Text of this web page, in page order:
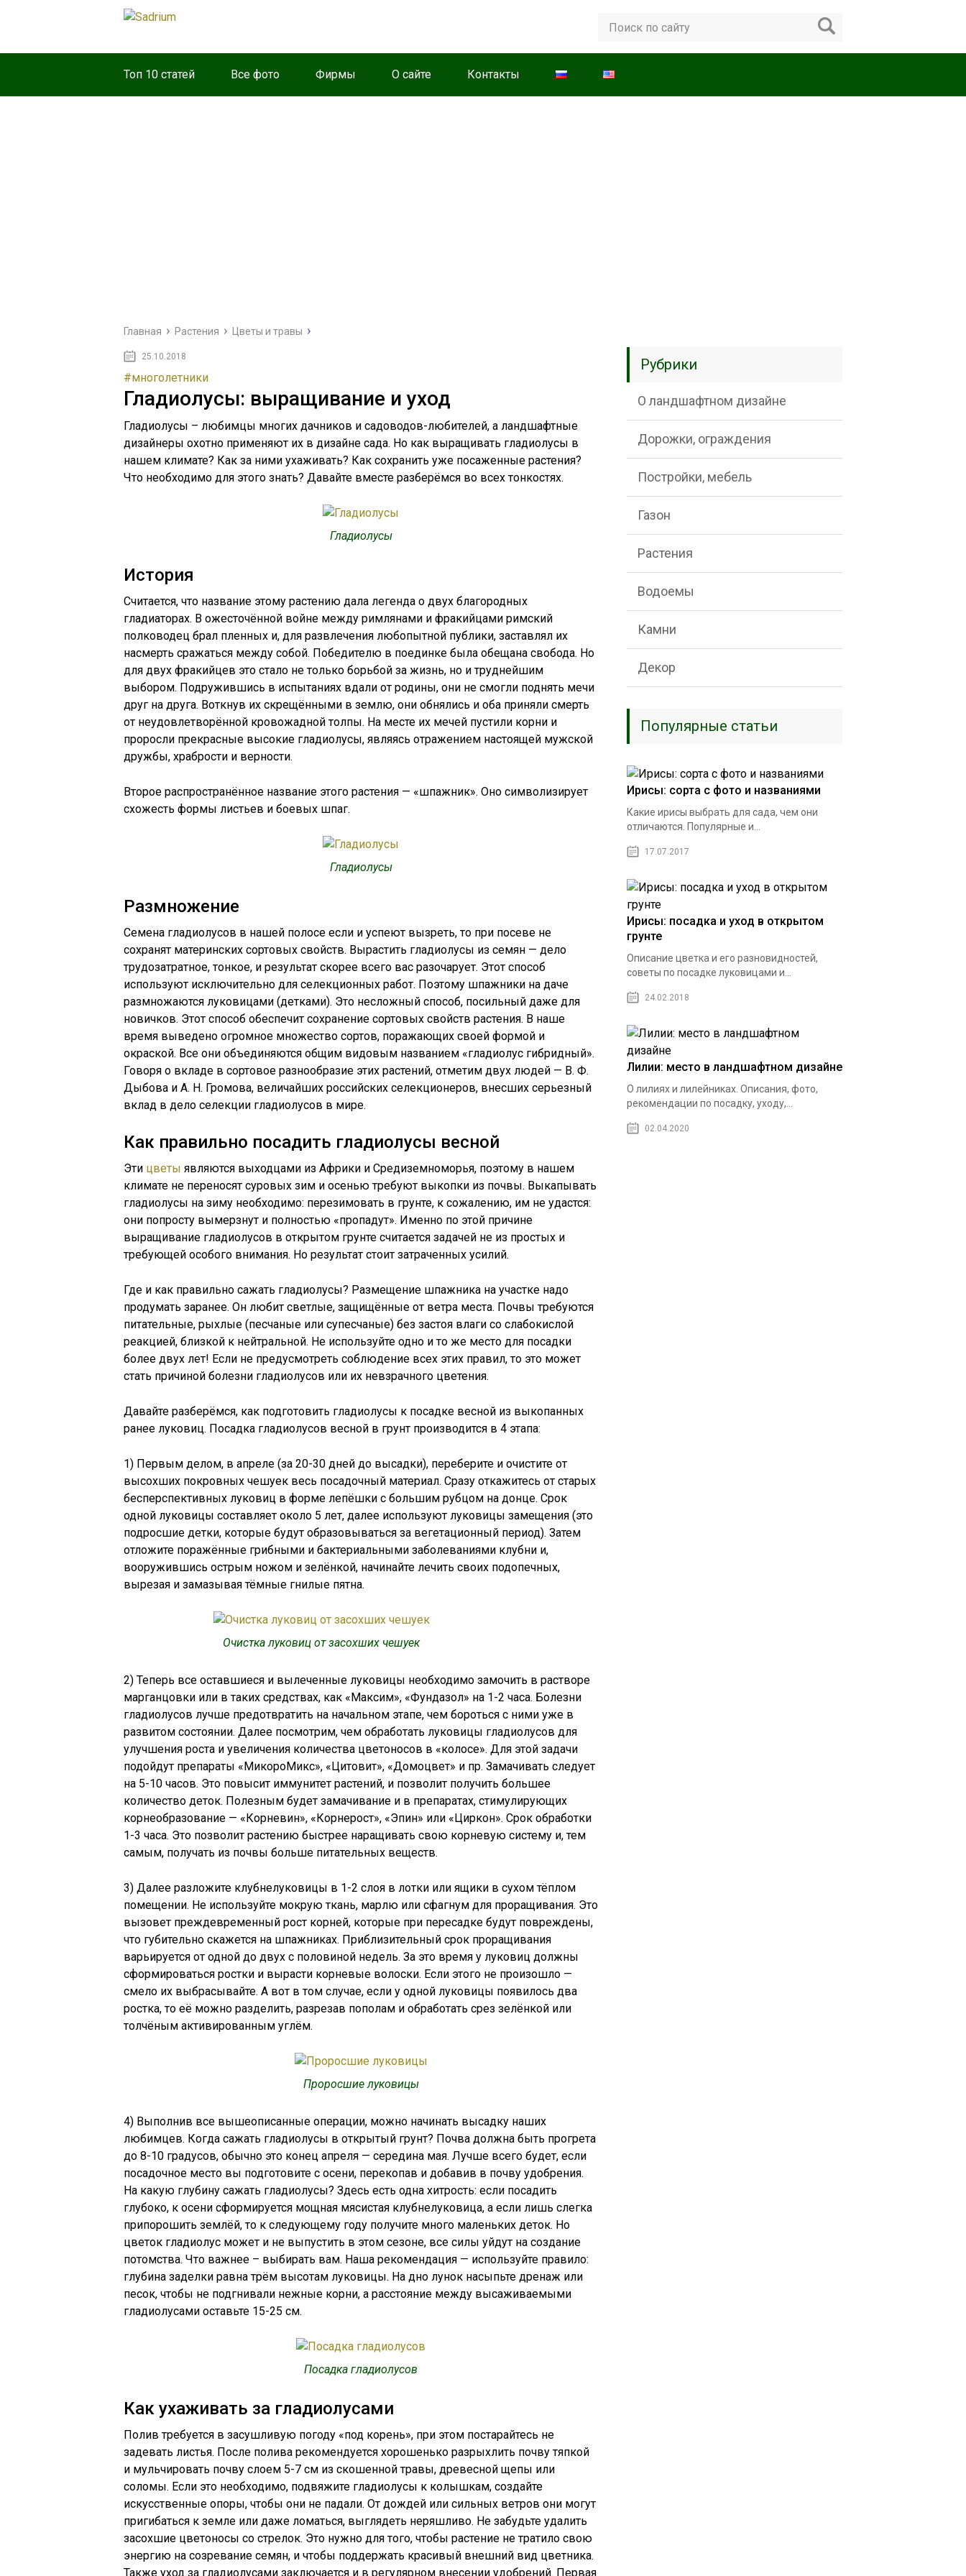
Топ 10 статей Все фото Фирмы О сайте Контакты
Главная Растения Цветы и травы
25.10.2018
#многолетники
Гладиолусы: выращивание и уход
Гладиолусы – любимцы многих дачников и садоводов-любителей, а ландшафтные
дизайнеры охотно применяют их в дизайне сада. Но как выращивать гладиолусы в
нашем климате? Как за ними ухаживать? Как сохранить уже посаженные растения?
Что необходимо для этого знать? Давайте вместе разберёмся во всех тонкостях.
Гладиолусы
История
Считается, что название этому растению дала легенда о двух благородных
гладиаторах. В ожесточённой войне между римлянами и фракийцами римский
полководец брал пленных и, для развлечения любопытной публики, заставлял их
насмерть сражаться между собой. Победителю в поединке была обещана свобода. Но
для двух фракийцев это стало не только борьбой за жизнь, но и труднейшим
выбором. Подружившись в испытаниях вдали от родины, они не смогли поднять мечи
друг на друга. Воткнув их скрещёнными в землю, они обнялись и оба приняли смерть
от неудовлетворённой кровожадной толпы. На месте их мечей пустили корни и
проросли прекрасные высокие гладиолусы, являясь отражением настоящей мужской
дружбы, храбрости и верности.
Второе распространённое название этого растения — «шпажник». Оно символизирует
схожесть формы листьев и боевых шпаг.
Гладиолусы
Размножение
Семена гладиолусов в нашей полосе если и успеют вызреть, то при посеве не
сохранят материнских сортовых свойств. Вырастить гладиолусы из семян — дело
трудозатратное, тонкое, и результат скорее всего вас разочарует. Этот способ
используют исключительно для селекционных работ. Поэтому шпажники на даче
размножаются луковицами (детками). Это несложный способ, посильный даже для
новичков. Этот способ обеспечит сохранение сортовых свойств растения. В наше
время выведено огромное множество сортов, поражающих своей формой и
окраской. Все они объединяются общим видовым названием «гладиолус гибридный».
Говоря о вкладе в сортовое разнообразие этих растений, отметим двух людей — В. Ф.
Дыбова и А. Н. Громова, величайших российских селекционеров, внесших серьезный
вклад в дело селекции гладиолусов в мире.
Как правильно посадить гладиолусы весной
Эти цветы являются выходцами из Африки и Средиземноморья, поэтому в нашем
климате не переносят суровых зим и осенью требуют выкопки из почвы. Выкапывать
гладиолусы на зиму необходимо: перезимовать в грунте, к сожалению, им не удастся:
они попросту вымерзнут и полностью «пропадут». Именно по этой причине
выращивание гладиолусов в открытом грунте считается задачей не из простых и
требующей особого внимания. Но результат стоит затраченных усилий.
Где и как правильно сажать гладиолусы? Размещение шпажника на участке надо
продумать заранее. Он любит светлые, защищённые от ветра места. Почвы требуются
питательные, рыхлые (песчаные или супесчаные) без застоя влаги со слабокислой
реакцией, близкой к нейтральной. Не используйте одно и то же место для посадки
более двух лет! Если не предусмотреть соблюдение всех этих правил, то это может
стать причиной болезни гладиолусов или их невзрачного цветения.
Давайте разберёмся, как подготовить гладиолусы к посадке весной из выкопанных
ранее луковиц. Посадка гладиолусов весной в грунт производится в 4 этапа:
1) Первым делом, в апреле (за 20-30 дней до высадки), переберите и очистите от
высохших покровных чешуек весь посадочный материал. Сразу откажитесь от старых
бесперспективных луковиц в форме лепёшки с большим рубцом на донце. Срок
одной луковицы составляет около 5 лет, далее используют луковицы замещения (это
подросшие детки, которые будут образовываться за вегетационный период). Затем
отложите поражённые грибными и бактериальными заболеваниями клубни и,
вооружившись острым ножом и зелёнкой, начинайте лечить своих подопечных,
вырезая и замазывая тёмные гнилые пятна.
Очистка луковиц от засохших чешуек
2) Теперь все оставшиеся и вылеченные луковицы необходимо замочить в растворе
марганцовки или в таких средствах, как «Максим», «Фундазол» на 1-2 часа. Болезни
гладиолусов лучше предотвратить на начальном этапе, чем бороться с ними уже в
развитом состоянии. Далее посмотрим, чем обработать луковицы гладиолусов для
улучшения роста и увеличения количества цветоносов в «колосе». Для этой задачи
подойдут препараты «МикороМикс», «Цитовит», «Домоцвет» и пр. Замачивать следует
на 5-10 часов. Это повысит иммунитет растений, и позволит получить большее
количество деток. Полезным будет замачивание и в препаратах, стимулирующих
корнеобразование — «Корневин», «Корнерост», «Эпин» или «Циркон». Срок обработки
1-3 часа. Это позволит растению быстрее наращивать свою корневую систему и, тем
самым, получать из почвы больше питательных веществ.
3) Далее разложите клубнелуковицы в 1-2 слоя в лотки или ящики в сухом тёплом
помещении. Не используйте мокрую ткань, марлю или сфагнум для проращивания. Это
вызовет преждевременный рост корней, которые при пересадке будут повреждены,
что губительно скажется на шпажниках. Приблизительный срок проращивания
варьируется от одной до двух с половиной недель. За это время у луковиц должны
сформироваться ростки и вырасти корневые волоски. Если этого не произошло —
смело их выбрасывайте. А вот в том случае, если у одной луковицы появилось два
ростка, то её можно разделить, разрезав пополам и обработать срез зелёнкой или
толчёным активированным углём.
Проросшие луковицы
4) Выполнив все вышеописанные операции, можно начинать высадку наших
любимцев. Когда сажать гладиолусы в открытый грунт? Почва должна быть прогрета
до 8-10 градусов, обычно это конец апреля — середина мая. Лучше всего будет, если
посадочное место вы подготовите с осени, перекопав и добавив в почву удобрения.
На какую глубину сажать гладиолусы? Здесь есть одна хитрость: если посадить
глубоко, к осени сформируется мощная мясистая клубнелуковица, а если лишь слегка
припорошить землёй, то к следующему году получите много маленьких деток. Но
цветок гладиолус может и не выпустить в этом сезоне, все силы уйдут на создание
потомства. Что важнее – выбирать вам. Наша рекомендация — используйте правило:
глубина заделки равна трём высотам луковицы. На дно лунок насыпьте дренаж или
песок, чтобы не подгнивали нежные корни, а расстояние между высаживаемыми
гладиолусами оставьте 15-25 см.
Посадка гладиолусов
Как ухаживать за гладиолусами
Полив требуется в засушливую погоду «под корень», при этом постарайтесь не
задевать листья. После полива рекомендуется хорошенько разрыхлить почву тяпкой
и мульчировать почву слоем 5-7 см из скошенной травы, древесной щепы или
соломы. Если это необходимо, подвяжите гладиолусы к колышкам, создайте
искусственные опоры, чтобы они не падали. От дождей или сильных ветров они могут
пригибаться к земле или даже ломаться, выглядеть неряшливо. Не забудьте удалить
засохшие цветоносы со стрелок. Это нужно для того, чтобы растение не тратило свою
энергию на созревание семян, и чтобы поддержать красивый внешний вид цветника.
Также уход за гладиолусами заключается и в регулярном внесении удобрений. Первая
Рубрики
О ландшафтном дизайне
Дорожки, ограждения
Постройки, мебель
Газон
Растения
Водоемы
Камни
Декор
Популярные статьи
Ирисы: сорта с фото и названиями
Какие ирисы выбрать для сада, чем они
отличаются. Популярные и...
17.07.2017
Ирисы: посадка и уход в открытом
грунте
Описание цветка и его разновидностей,
советы по посадке луковицами и...
24.02.2018
Лилии: место в ландшафтном дизайне
О лилиях и лилейниках. Описания, фото,
рекомендации по посадку, уходу,...
02.04.2020